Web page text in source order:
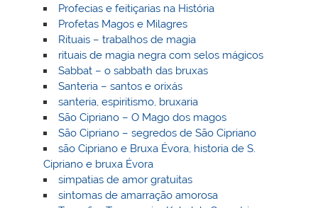
Profecias e feitiçarias na História
Profetas Magos e Milagres
Rituais – trabalhos de magia
rituais de magia negra com selos mágicos
Sabbat – o sabbath das bruxas
Santeria – santos e orixás
santeria, espiritismo, bruxaria
São Cipriano – O Mago dos magos
São Cipriano – segredos de São Cipriano
são Cipriano e Bruxa Évora, historia de S.
Cipriano e bruxa Évora
simpatias de amor gratuitas
sintomas de amarração amorosa